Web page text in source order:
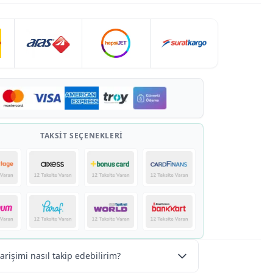
yapısı ile gün boyu rahat kullanım.
renklerle yıkayınız.
düşük ısıda ütüleyiniz.
makinesi yerine asarak kurutmanız önerilir.
stilinde, bot veya topuklu ile akşam şıklığında
İnce bir kemerle bel vurgusunu artırabilirsiniz.
TAKSIT SEÇENEKLERI
nasıl takip edebilirim?